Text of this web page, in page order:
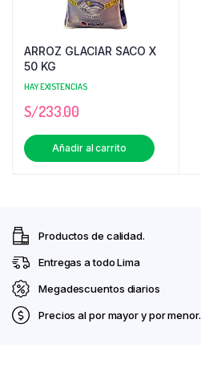
ARROZ GLACIAR SACO X
50 KG
HAY EXISTENCIAS
S/233.00
Añadir al carrito
Productos de calidad.
Entregas a todo Lima
Megadescuentos diarios
Precios al por mayor y por menor.